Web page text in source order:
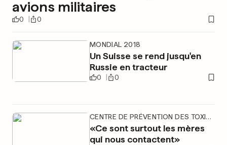
avions militaires
0 0
MONDIAL 2018
Un Suisse se rend jusqu'en
Russie en tracteur
0 0
CENTRE DE PRÉVENTION DES TOXICOMANIES
«Ce sont surtout les mères
qui nous contactent»